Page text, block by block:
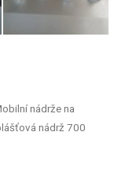
nádrže na
nádrž 700